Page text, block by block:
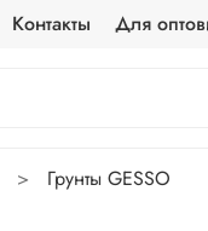
Контакты Для
Грунты GESSO